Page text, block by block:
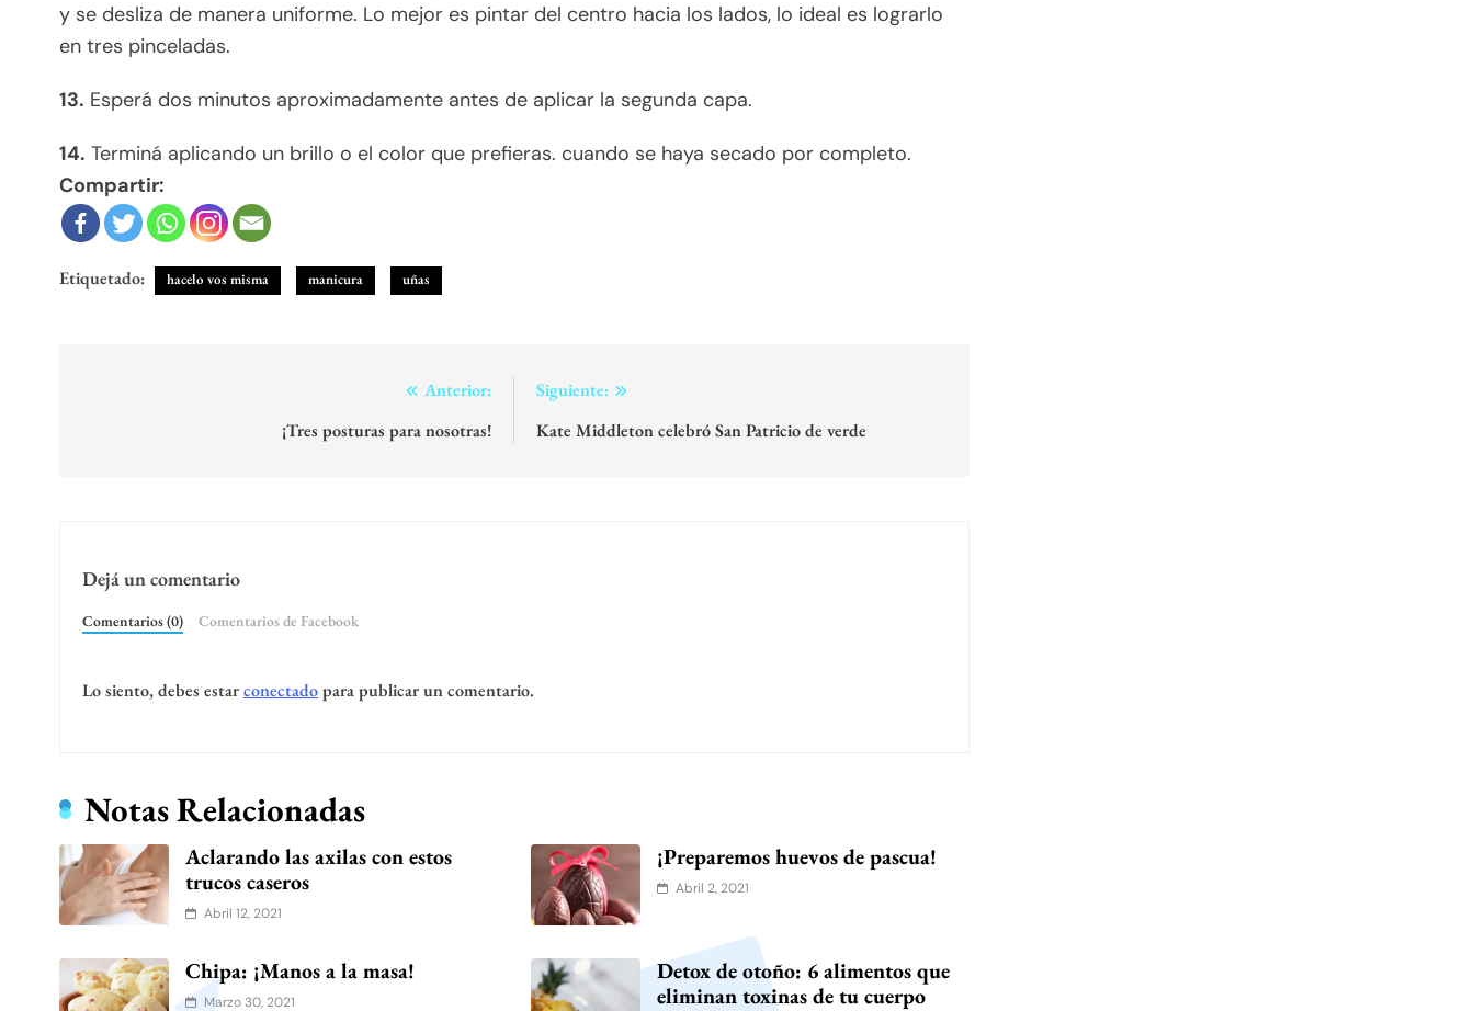
y se desliza de manera uniforme. Lo mejor es pintar del centro hacia los lados, lo ideal es lograrlo
en tres pinceladas.
13. Esperá dos minutos aproximadamente antes de aplicar la segunda capa.
14. Terminá aplicando un brillo o el color que prefieras. cuando se haya secado por completo.
Compartir:
Etiquetado: hacelo vos misma manicura uñas
Anterior:
¡Tres posturas para nosotras!
Siguiente:
Kate Middleton celebró San Patricio de verde
Dejá un comentario
Comentarios (0) Comentarios de Facebook
Lo siento, debes estarconectadopara publicar un comentario.
Notas Relacionadas
Aclarando las axilas con estos
trucos caseros
Abril 12, 2021
¡Preparemos huevos de pascua!
Abril 2, 2021
Chipa: ¡Manos a la masa!
Marzo 30, 2021
Detox de otoño: 6 alimentos que
eliminan toxinas de tu cuerpo